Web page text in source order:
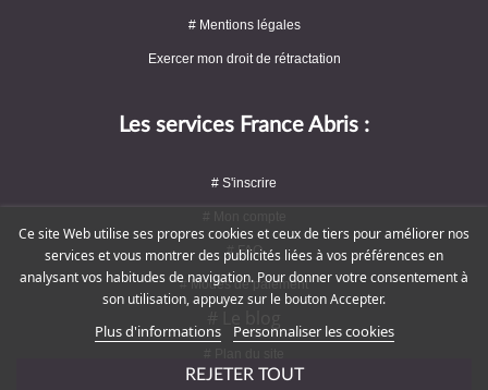
# Mentions légales
Exercer mon droit de rétractation
Les services France Abris :
# S'inscrire
# FAQ
# Modes de paiement
Ce site Web utilise ses propres cookies et ceux de tiers pour améliorer nos
services et vous montrer des publicités liées à vos préférences en
analysant vos habitudes de navigation. Pour donner votre consentement à
son utilisation, appuyez sur le bouton Accepter.
Plus d'informations Personnaliser les cookies
REJETER TOUT